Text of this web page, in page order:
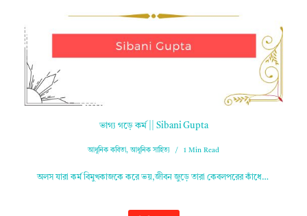
ভাগ্য গড়ে কর্ম || Sibani Gupta
আধুনিক কবিতা,আধুনিক সাহিত্য 1 Min Read
অলস যারা কর্ম বিমুখকাজকে করে ভয়,জীবন জুড়ে তারা কেবলপরের কাঁধে…